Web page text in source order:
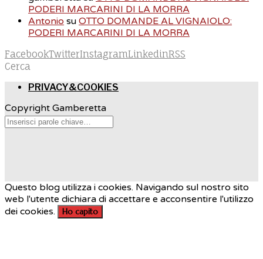
PODERI MARCARINI DI LA MORRA
Antonio su OTTO DOMANDE AL VIGNAIOLO:
PODERI MARCARINI DI LA MORRA
FacebookTwitterInstagramLinkedinRSS
Cerca
PRIVACY&COOKIES
Copyright Gamberetta
Questo blog utilizza i cookies. Navigando sul nostro sito
web l'utente dichiara di accettare e acconsentire l'utilizzo
dei cookies.
Ho capito